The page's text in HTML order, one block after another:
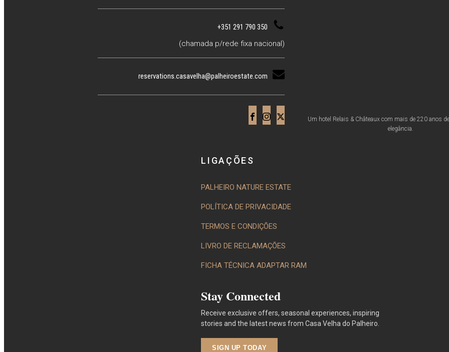
+351 291 790 350
(chamada p/rede fixa nacional)
reservations.casavelha@palheiroestate.com
Um hotel Relais & Châteaux com mais de 220 anos
elegância.
LIGAÇÕES
PALHEIRO NATURE ESTATE
POLÍTICA DE PRIVACIDADE
TERMOS E CONDIÇÕES
LIVRO DE RECLAMAÇÕES
FICHA TÉCNICA ADAPTAR RAM
Stay Connected
Receive exclusive offers, seasonal experiences, inspiring
stories and the latest news from Casa Velha do Palheiro.
SIGN UP TODAY